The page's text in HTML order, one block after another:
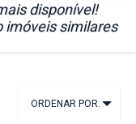
disponível!
imóveis similares
ORDENAR POR: